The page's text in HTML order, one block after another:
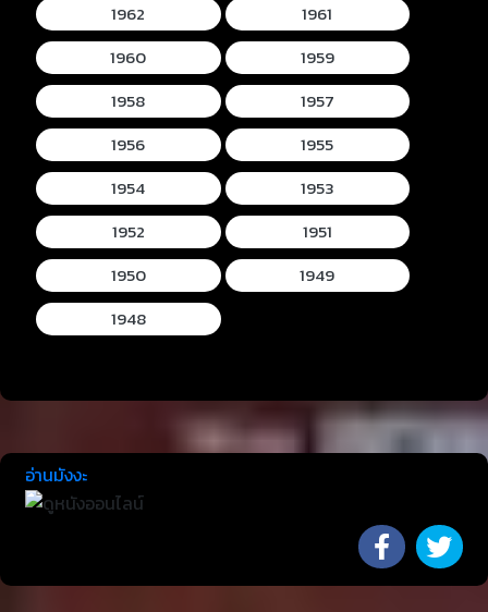
1962
1961
1960
1959
1958
1957
1956
1955
1954
1953
1952
1951
1950
1949
1948
อ่านมังงะ